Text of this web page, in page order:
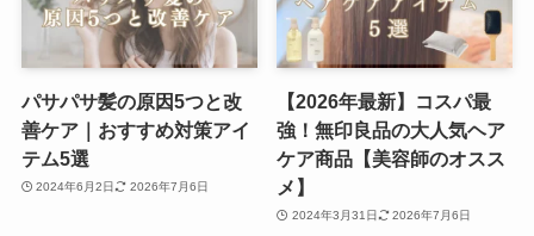
パサパサ髪の原因5つと改
善ケア｜おすすめ対策アイ
テム5選
2024年6月2日 2026年7月6日
【2026年最新】コスパ最
強！無印良品の大人気ヘア
ケア商品【美容師のオスス
メ】
2024年3月31日 2026年7月6日